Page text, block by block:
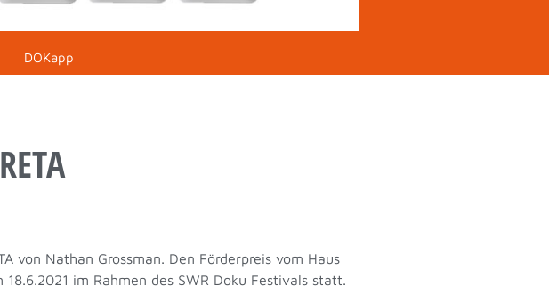
DOKapp
von Nathan Grossman. Den Förderpreis vom Haus
im Rahmen des SWR Doku Festivals statt.